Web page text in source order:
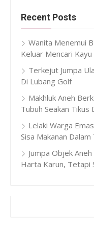
Recent Posts
Wanita Menemui
Keluar Mencari Kayu
Terkejut Jumpa
Di Lubang Golf
Makhluk Aneh
Tubuh Seakan Tikus
Lelaki Warga
Sisa Makanan
Jumpa Objek
Harta Karun, Tetapi